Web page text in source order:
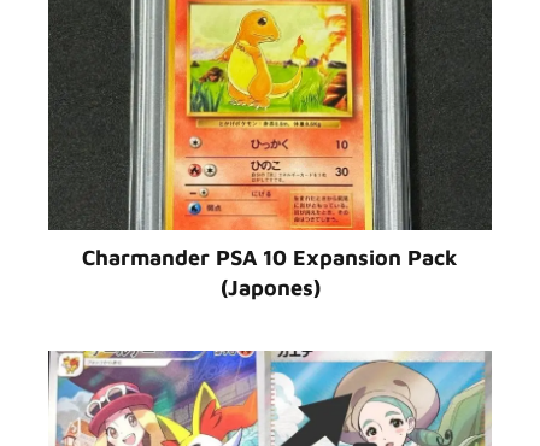
Charmander PSA 10 Expansion Pack
(Japones)